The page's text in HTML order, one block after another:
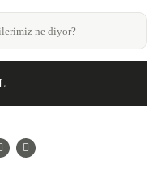
ne diyor?